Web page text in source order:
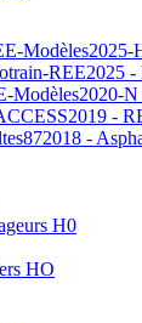
2025-
2025 -
2020-
2019 -
2018 -
H0
HO